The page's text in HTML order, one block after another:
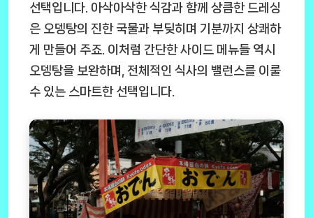
선택입니다. 아삭아삭한 식감과 함께 상큼한 드레싱
은 오뎅탕의 진한 국물과 부딪히며 기분까지 상쾌하
게 만들어 주죠. 이처럼 간단한 사이드 메뉴들 역시
오뎅탕을 보완하며, 전체적인 식사의 밸런스를 이룰
수 있는 스마트한 선택입니다.